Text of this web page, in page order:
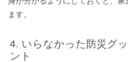
ます。
いらなかった防災グ
ント